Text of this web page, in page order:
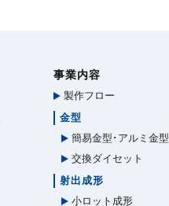
事業内容
製作フロー
金型
簡易金型･アルミ金型
交換ダイセット
射出成形
小ロット成形